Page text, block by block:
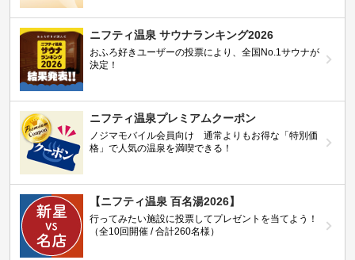
ニフティ温泉 サウナランキング2026
おふろ好きユーザーの投票により、全国No.1サウナが
決定！
ニフティ温泉プレミアムクーポン
ノジマモバイル会員向け 通常よりもお得な「特別価
格」で人気の温泉を満喫できる！
【ニフティ温泉 百名湯2026】
行ってみたい施設に投票してプレゼントを当てよう！
（全10回開催 / 合計260名様）